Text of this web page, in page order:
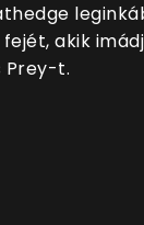
akik
Prey-t.